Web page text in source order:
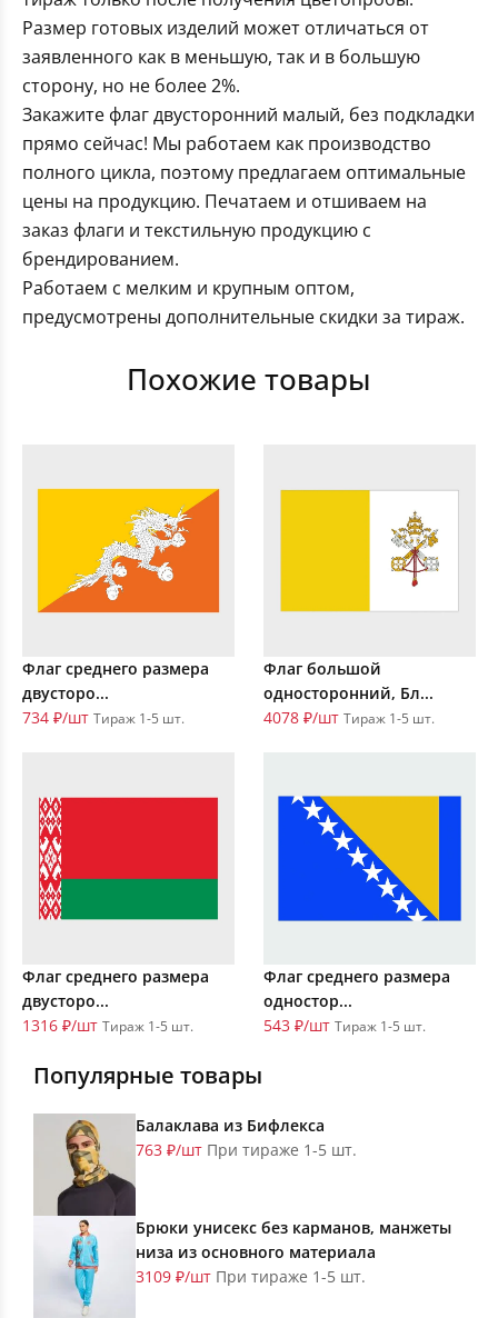
Размер готовых изделий может отличаться от
заявленного как в меньшую, так и в большую
сторону, но не более 2%.
Закажите флаг двусторонний малый, без подкладки
прямо сейчас! Мы работаем как производство
полного цикла, поэтому предлагаем оптимальные
цены на продукцию. Печатаем и отшиваем на
заказ флаги и текстильную продукцию с
брендированием.
Работаем с мелким и крупным оптом,
предусмотрены дополнительные скидки за тираж.
Похожие товары
Флаг среднего размера
двусторо...
734 ₽/шт Тираж 1-5 шт.
Флаг большой
односторонний, Бл...
4078 ₽/шт Тираж 1-5 шт.
Флаг среднего размера
двусторо...
1316 ₽/шт Тираж 1-5 шт.
Флаг среднего размера
одностор...
543 ₽/шт Тираж 1-5 шт.
Популярные товары
Балаклава из Бифлекса
763 ₽/шт При тираже 1-5 шт.
Брюки унисекс без карманов, манжеты
низа из основного материала
3109 ₽/шт При тираже 1-5 шт.